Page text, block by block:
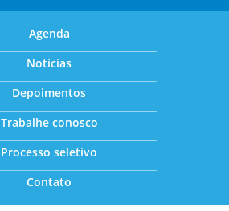
Agenda
Notícias
Depoimentos
Trabalhe conosco
Processo seletivo
Contato